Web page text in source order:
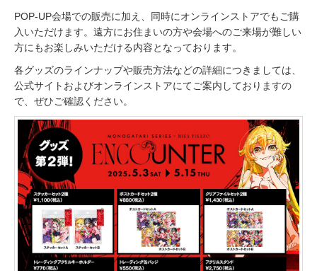
POP-UP会場での販売に加え、同時にオンラインストアでもご購
入いただけます。遠方にお住まいの方や会場へのご来場が難しい
方にもお楽しみいただける内容となっております。
各グッズのラインナップや販売方法などの詳細につきましては、
公式サイトおよびオンラインストアにてご案内しておりますの
で、ぜひご確認ください。